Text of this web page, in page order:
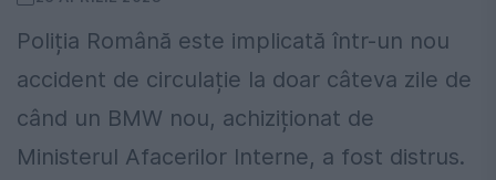
Poliția Română este implicată într-un nou
accident de circulație la doar câteva zile de
când un BMW nou, achiziționat de
Ministerul Afacerilor Interne, a fost distrus.